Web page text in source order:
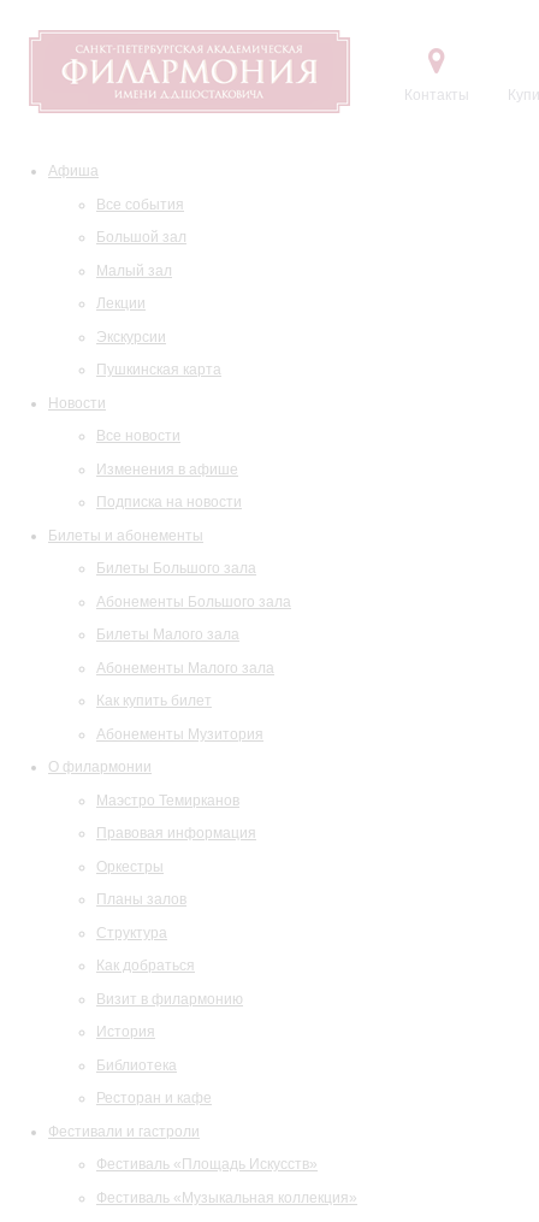
Контакты
Афиша
Все события
Большой зал
Малый зал
Лекции
Экскурсии
Пушкинская карта
Новости
Все новости
Изменения в афише
Подписка на новости
Билеты и абонементы
Билеты Большого зала
Абонементы Большого зала
Билеты Малого зала
Абонементы Малого зала
Как купить билет
Абонементы Музитория
О филармонии
Маэстро Темирканов
Правовая информация
Оркестры
Планы залов
Структура
Как добраться
Визит в филармонию
История
Библиотека
Ресторан и кафе
Фестивали и гастроли
Фестиваль «Площадь Искусств»
Фестиваль «Музыкальная коллекция»